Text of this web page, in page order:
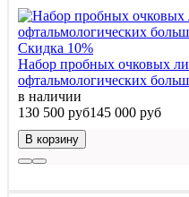
Скидка 10%
Набор пробных очковых
офтальмологических
в наличии
130 500 руб145 000 руб
В корзину